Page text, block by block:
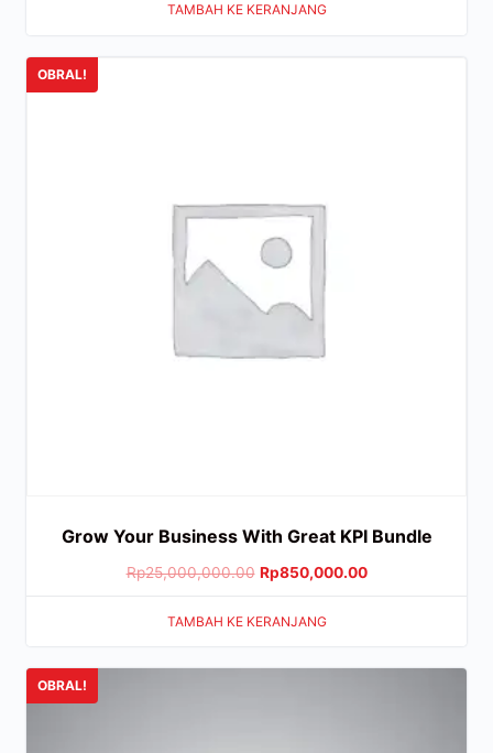
TAMBAH KE KERANJANG
OBRAL!
Grow Your Business With Great KPI Bundle
Rp25,000,000.00 Rp850,000.00
TAMBAH KE KERANJANG
OBRAL!